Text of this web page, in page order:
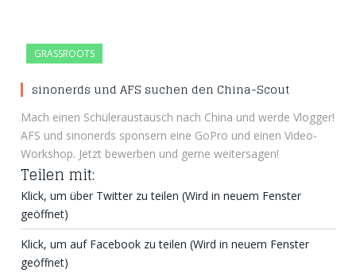
GRASSROOTS
sinonerds und AFS suchen den China-Scout
Mach einen Schüleraustausch nach China und werde Vlogger!
AFS und sinonerds sponsern eine GoPro und einen Video-
Workshop. Jetzt bewerben und gerne weitersagen!
Teilen mit:
Klick, um über Twitter zu teilen (Wird in neuem Fenster
geöffnet)
Klick, um auf Facebook zu teilen (Wird in neuem Fenster
geöffnet)